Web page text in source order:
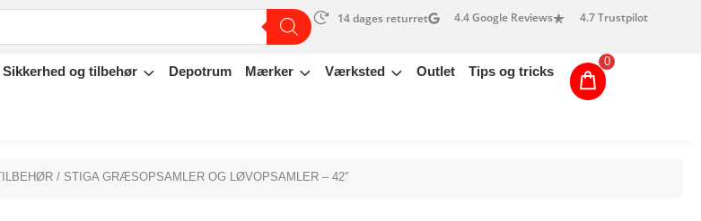
14 dages returret 4.4 Google Reviews 4.7 Trustpilot
Sikkerhed og tilbehør Depotrum Mærker Værksted Outlet Tips og tricks
0
/ STIGA GRÆSOPSAMLER OG LØVOPSAMLER – 42″